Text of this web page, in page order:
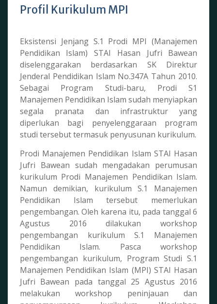
Profil Kurikulum MPI
Eksistensi Jenjang S.1 Prodi MPI (Manajemen
Pendidikan Islam) STAI Hasan Jufri Bawean
diselenggarakan berdasarkan SK Direktur
Jenderal Pendidikan Islam No.347A Tahun 2010.
Sebagai Program Studi-baru, Prodi S1
Manajemen Pendidikan Islam sudah menyiapkan
segala pranata dan infrastruktur yang
diperlukan bagi penyelenggaraan program
studi tersebut termasuk penyusunan kurikulum.
Prodi Manajemen Pendidikan Islam STAI Hasan
Jufri Bawean sudah mengadakan perumusan
kurikulum Prodi Manajemen Pendidikan Islam.
Namun demikian, kurikulum S.1 Manajemen
Pendidikan Islam tersebut memerlukan
pengembangan. Oleh karena itu, pada tanggal 6
Agustus 2016 dilakukan workshop
pengembangan kurikulum S.1 Manajemen
Pendidikan Islam. Pasca workshop
pengembangan kurikulum, Program Studi S.1
Manajemen Pendidikan Islam (MPI) STAI Hasan
Jufri Bawean pada tanggal 25 Agustus 2016
melakukan workshop peninjauan dan